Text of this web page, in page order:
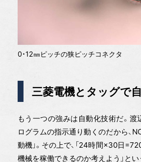
0・12㎜ピッチの狭ピッチコネクタ
三菱電機とタッグで
もう一つの強みは自動化技術だ。渡
ログラムの指示通り動くのだから、
動機」。その上で、「24時間×30日
機械を稼働できるのか考えよう」とい